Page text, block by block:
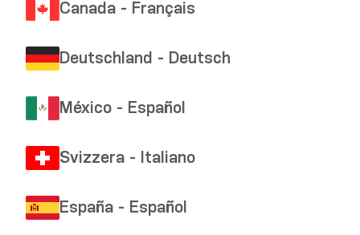
Translation incomplete and/or not found.
Canada - Français
Deutschland - Deutsch
México - Español
Svizzera - Italiano
España - Español